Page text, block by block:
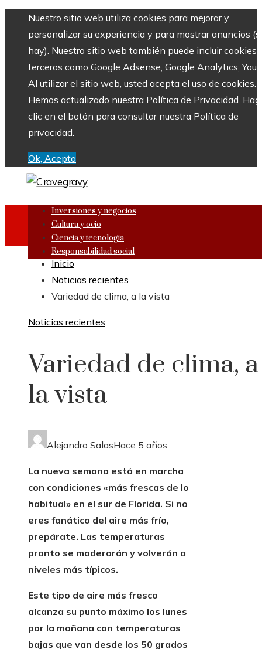
Nuestro sitio web utiliza cookies para mejorar y
personalizar su experiencia y para mostrar anuncios
hay). Nuestro sitio web también puede incluir cookies
terceros como Google Adsense, Google Analytics,
Al utilizar el sitio web, usted acepta el uso de cookies.
Hemos actualizado nuestra Política de Privacidad.
clic en el botón para consultar nuestra Política de
privacidad.
Ok, Acepto
Inversiones y negocios
Cultura y ocio
Ciencia y tecnología
Responsabilidad social
Inicio
Noticias recientes
Variedad de clima, a la vista
Noticias recientes
Variedad de clima, a
la vista
Alejandro SalasHace 5 años
La nueva semana está en marcha
con condiciones «más frescas de lo
habitual» en el sur de Florida. Si no
eres fanático del aire más frío,
prepárate. Las temperaturas
pronto se moderarán y volverán a
niveles más típicos.
Este tipo de aire más fresco
alcanza su punto máximo los lunes
por la mañana con temperaturas
bajas que van desde los 50 grados